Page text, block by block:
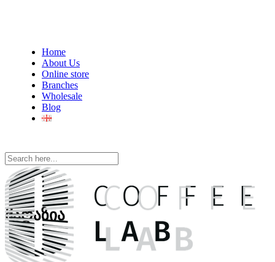
Home
About Us
Online store
Branches
Wholesale
Blog
მაღაზია